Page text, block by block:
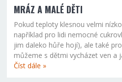
MRÁZ A MALÉ DĚTI
Pokud teploty klesnou velmi
například pro lidi nemocné
jim daleko hůře hojí), ale také
můžeme s dětmi vycházet ven a
Číst dále »